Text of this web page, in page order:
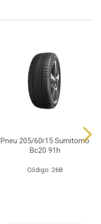
Pneu 205/60r15 Sumitomo
Bc20 91h
Código: 268